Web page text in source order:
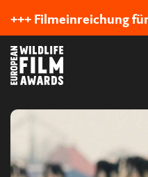
+++ Filmeinreichung